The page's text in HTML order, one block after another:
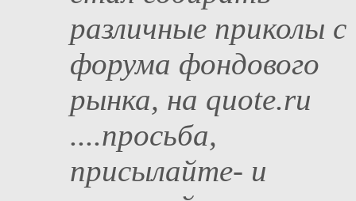
различные приколы с
форума фондового
рынка, на quote.ru
....просьба,
присылайте- и